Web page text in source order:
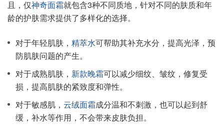
且，仅神奇面霜就包含3种不同质地，针对不同的肤质和年
龄的护肤需求提供了多样化的选择。
对于年轻肌肤， 精萃水可帮助其补充水分，提高光泽，预
防肌肤问题的产生。
对于成熟肌肤， 新款晚霜可以减少细纹、皱纹，修复受
损，提高肌肤的紧致度和弹性。
对于敏感肌， 云绒面霜成分温和不刺激，也可以起到舒
缓，补水等作用，不会带来皮肤负担。